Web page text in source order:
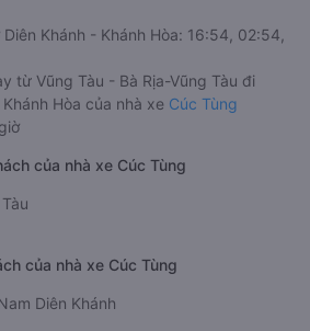
Diên Khánh - Khánh Hòa: 16:54, 02:54,
từ Vũng Tàu - Bà Rịa-Vũng Tàu đi
Hòa của nhà xe Cúc Tùng
của nhà xe Cúc Tùng
của nhà xe Cúc Tùng
Diên Khánh